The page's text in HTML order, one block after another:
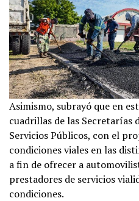
Asimismo, subrayó que en
cuadrillas de las Secretarías
Servicios Públicos, con el
condiciones viales en las
a fin de ofrecer a
prestadores de servicios
condiciones.